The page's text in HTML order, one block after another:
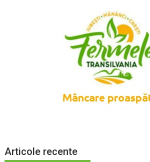
Articole recente